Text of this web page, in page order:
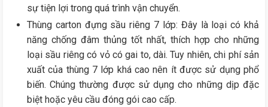
sự tiện lợi trong quá trình vận chuyển.
Thùng carton đựng sầu riêng 7 lớp: Đây là loại có khả
năng chống đâm thủng tốt nhất, thích hợp cho những
loại sầu riêng có vỏ có gai to, dài. Tuy nhiên, chi phí sản
xuất của thùng 7 lớp khá cao nên ít được sử dụng phổ
biến. Chúng thường được sử dụng cho những dịp đặc
biệt hoặc yêu cầu đóng gói cao cấp.